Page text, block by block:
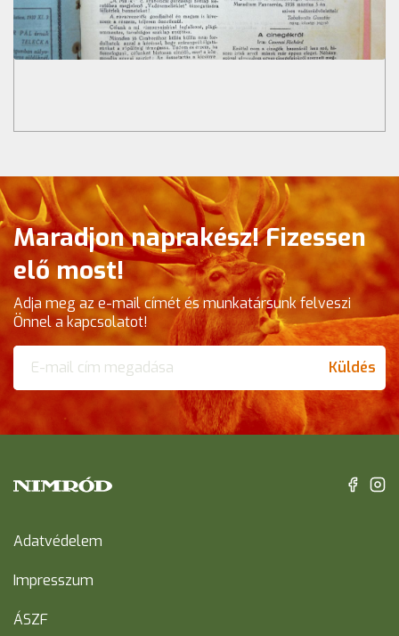
Maradjon naprakész! Fizessen
elő most!
Adja meg az e-mail címét és munkatársunk felveszi
Önnel a kapcsolatot!
Küldés
Adatvédelem
Impresszum
ÁSZF